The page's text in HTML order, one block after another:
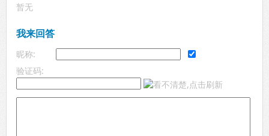
暂无
我来回答
昵称:
验证码: